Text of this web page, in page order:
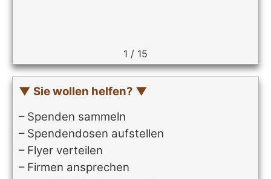
1 / 15
▼ Sie wollen helfen? ▼
– Spenden sammeln
– Spendendosen aufstellen
– Flyer verteilen
– Firmen ansprechen